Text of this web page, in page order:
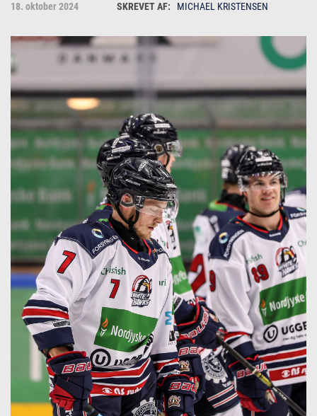
18. oktober 2024 MICHAEL KRISTENSEN